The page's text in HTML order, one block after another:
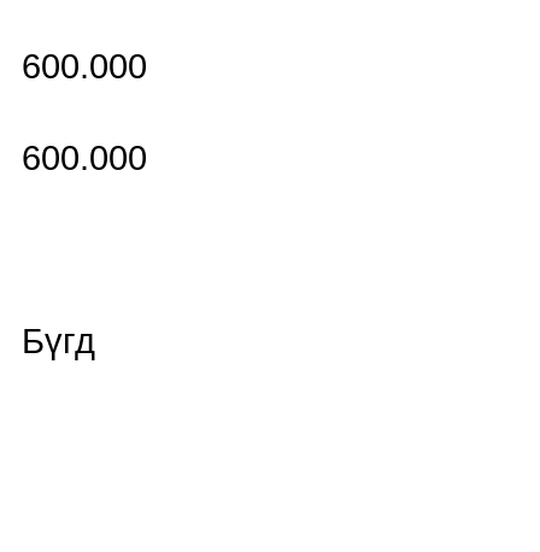
600.000
600.000
Бүгд